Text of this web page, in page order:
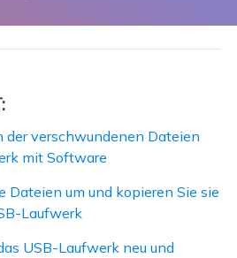
der verschwundenen Dateien
mit Software
Dateien um und kopieren Sie sie
Laufwerk
USB-Laufwerk neu und